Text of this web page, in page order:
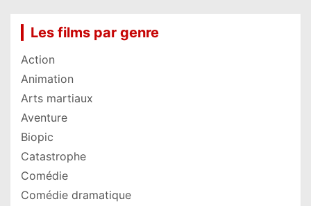
Les films par genre
Action
Animation
Arts martiaux
Aventure
Biopic
Catastrophe
Comédie
Comédie dramatique